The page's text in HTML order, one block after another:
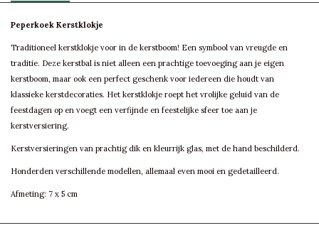
Peperkoek Kerstklokje
Traditioneel kerstklokje voor in de kerstboom! Een symbool van vreugde en
traditie. Deze kerstbal is niet alleen een prachtige toevoeging aan je eigen
kerstboom, maar ook een perfect geschenk voor iedereen die houdt van
klassieke kerstdecoraties. Het kerstklokje roept het vrolijke geluid van de
feestdagen op en voegt een verfijnde en feestelijke sfeer toe aan je
kerstversiering.
Kerstversieringen van prachtig dik en kleurrijk glas, met de hand beschilderd.
Honderden verschillende modellen, allemaal even mooi en gedetailleerd.
Afmeting: 7 x 5 cm